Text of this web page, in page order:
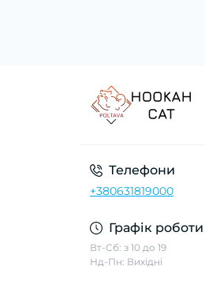
Телефони
+380631819000
Графік роботи
Вт-Сб: з 10 до 19
Нд-Пн: Вихідні